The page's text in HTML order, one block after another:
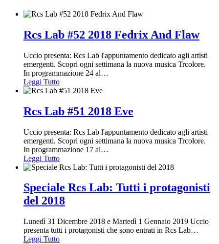
Rcs Lab #52 2018 Fedrix And Flaw
Uccio presenta: Rcs Lab l'appuntamento dedicato agli artisti
emergenti. Scopri ogni settimana la nuova musica Trcolore.
In programmazione 24 al…
Leggi Tutto
Rcs Lab #51 2018 Eve
Uccio presenta: Rcs Lab l'appuntamento dedicato agli artisti
emergenti. Scopri ogni settimana la nuova musica Trcolore.
In programmazione 17 al…
Leggi Tutto
Speciale Rcs Lab: Tutti i protagonisti
del 2018
Lunedì 31 Dicembre 2018 e Martedì 1 Gennaio 2019 Uccio
presenta tutti i protagonisti che sono entrati in Rcs Lab…
Leggi Tutto